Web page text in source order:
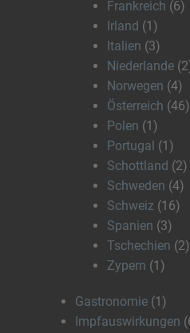
Frankreich (6)
Irland (1)
Italien (3)
Niederlande
Norwegen (4)
Österreich (46)
Polen (1)
Portugal (1)
Schottland (2)
Schweden (4)
Schweiz (16)
Spanien (3)
Tschechien (2)
Zypern (1)
Gastronomie (1)
Impfauswirkungen